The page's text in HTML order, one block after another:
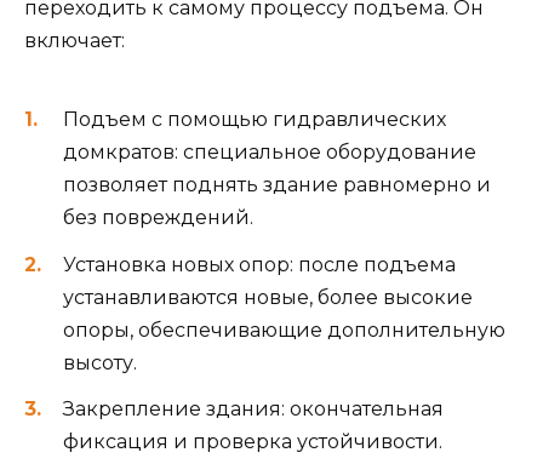
переходить к самому процессу подъема. Он
включает:
Подъем с помощью гидравлических
домкратов: специальное оборудование
позволяет поднять здание равномерно и
без повреждений.
Установка новых опор: после подъема
устанавливаются новые, более высокие
опоры, обеспечивающие дополнительную
высоту.
Закрепление здания: окончательная
фиксация и проверка устойчивости.